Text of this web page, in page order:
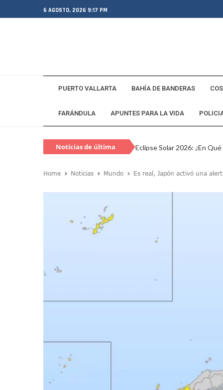
6 AGOSTO, 2026 9:17 PM
PUERTO VALLARTA BAHÍA DE BANDERAS
FARÁNDULA APUNTES PARA LA VIDA
Noticias de última
Eclipse Solar 2026: ¿En
Coparmex Vallarta Reporta
Juan Calderón Pide
Jalisco Se Integra A
Frustran Presunto
Infecciones Respiratorias
SIOP Moderniza La Casa
Van Por La Reorganización
Estados Unidos Endurece
Buscan A Wilber Armando
Melissa Madero Exige
Washington Enfrenta Una
Avanza Plan Para
Nuevas Concesiones De
Mueren Cuatro Personas
Bruno Blancas Lleva El
Home Noticias Mundo Es real, Japón activó una